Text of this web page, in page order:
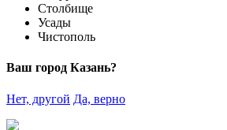
Столбище
Усады
Чистополь
Ваш город Казань?
Нет, другой Да, верно